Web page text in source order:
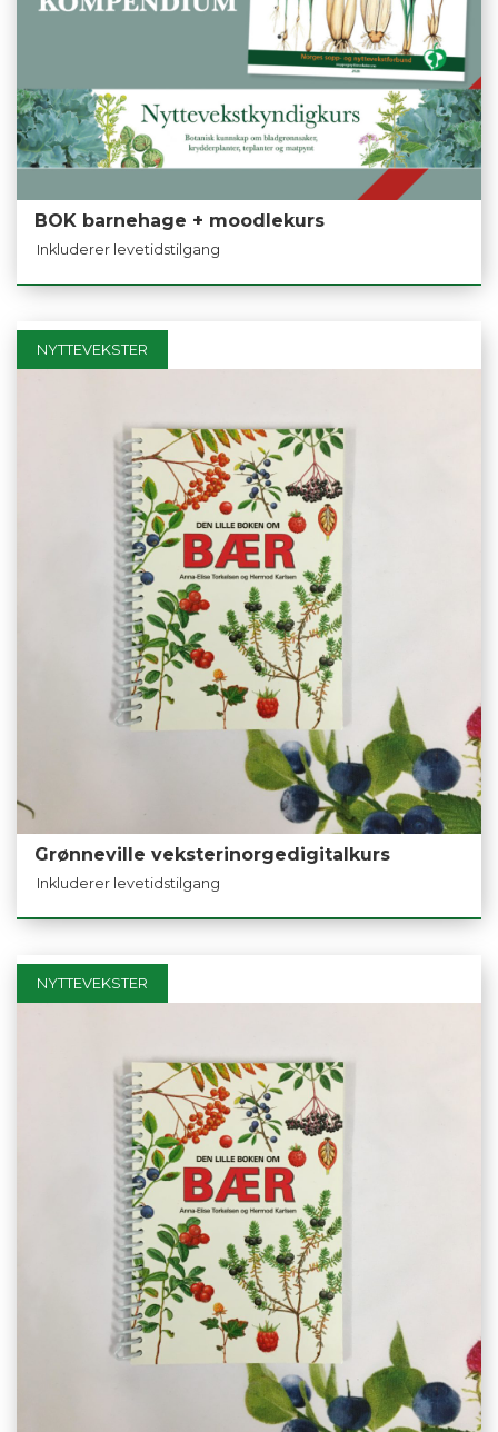
BOK barnehage + moodlekurs
Inkluderer levetidstilgang
NYTTEVEKSTER
Grønneville veksterinorgedigitalkurs
Inkluderer levetidstilgang
NYTTEVEKSTER